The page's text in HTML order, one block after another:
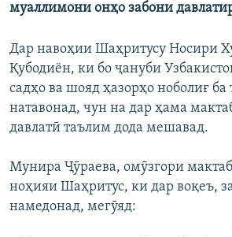
муаллимони онҳо забони
Дар навоҳии Шаҳритусу Носири
Қубодиён, ки бо ҷануби
садҳо ва шояд ҳазорҳо ноболиғ ба
натавонад, чун на дар ҳама
давлатӣ таълим дода мешавад.
Мунира Ҷӯраева, омӯзгори
ноҳияи Шаҳритус, ки дар воқеъ,
намедонад, мегӯяд: